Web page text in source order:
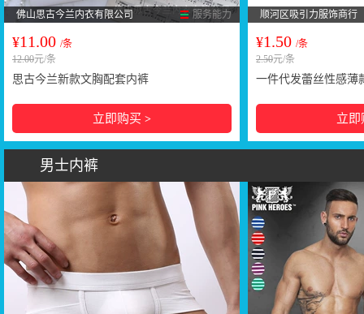
佛山思古今兰内衣有限公司 服务能力
¥11.00 /条
12.00元/条
思古今兰新款文胸配套内裤
立即购买 >
顺河区吸引力服饰商行
¥1.50 /条
2.50元/条
一件代发蕾丝性感薄
立
男士内裤